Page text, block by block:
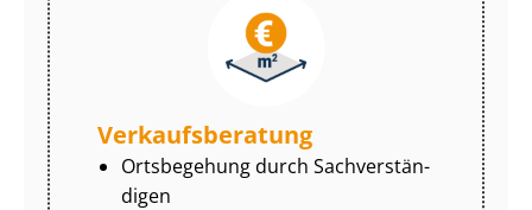
Ver­kaufs­be­ra­tung
Ortsbegehung durch Sach­ver­stän­
di­gen